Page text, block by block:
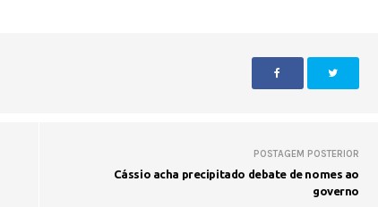
POSTAGEM POSTERIOR
Cássio acha precipitado debate de nomes ao
governo
os seus direitos